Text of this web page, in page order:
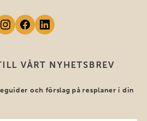
VÅRT NYHETSBREV
och förslag på resplaner i din